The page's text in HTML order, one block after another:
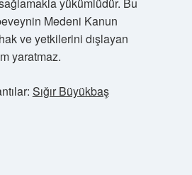
Medeni Kanun
ve yetkilerini dışlayan
yaratmaz.
Sığır Büyükbaş